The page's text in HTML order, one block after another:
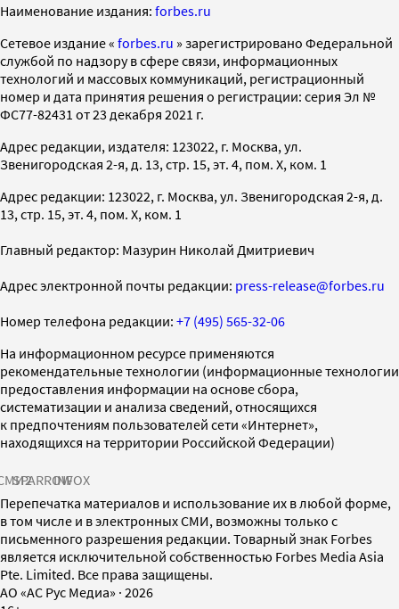
Наименование издания: forbes.ru
Cетевое издание « forbes.ru » зарегистрировано Федеральной
службой по надзору в сфере связи, информационных
технологий и массовых коммуникаций, регистрационный
номер и дата принятия решения о регистрации: серия Эл №
ФС77-82431 от 23 декабря 2021 г.
Адрес редакции, издателя: 123022, г. Москва, ул.
Звенигородская 2-я, д. 13, стр. 15, эт. 4, пом. X, ком. 1
Адрес редакции: 123022, г. Москва, ул. Звенигородская 2-я, д.
13, стр. 15, эт. 4, пом. X, ком. 1
Главный редактор: Мазурин Николай Дмитриевич
Адрес электронной почты редакции: press-release@forbes.ru
Номер телефона редакции: +7 (495) 565-32-06
На информационном ресурсе применяются
рекомендательные технологии (информационные технологии
предоставления информации на основе сбора,
систематизации и анализа сведений, относящихся
к предпочтениям пользователей сети «Интернет»,
находящихся на территории Российской Федерации)
SPARROWINFOX
Перепечатка материалов и использование их в любой форме,
в том числе и в электронных СМИ, возможны только с
письменного разрешения редакции. Товарный знак Forbes
является исключительной собственностью Forbes Media Asia
Pte. Limited. Все права защищены.
AO «АС Рус Медиа» · 2026